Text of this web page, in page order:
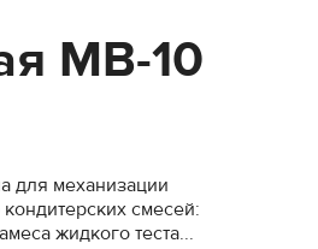
МВ-10
для механизации
смесей:
жидкого теста...